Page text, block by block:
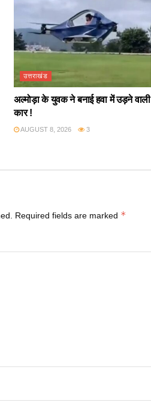
उत्तराखंड
अल्मोड़ा के युवक ने बनाई हवा में उड़ने वाली
कार !
AUGUST 8, 2026 3
Required fields are marked *